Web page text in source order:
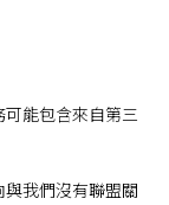
能包含來自第三
我們沒有聯盟關